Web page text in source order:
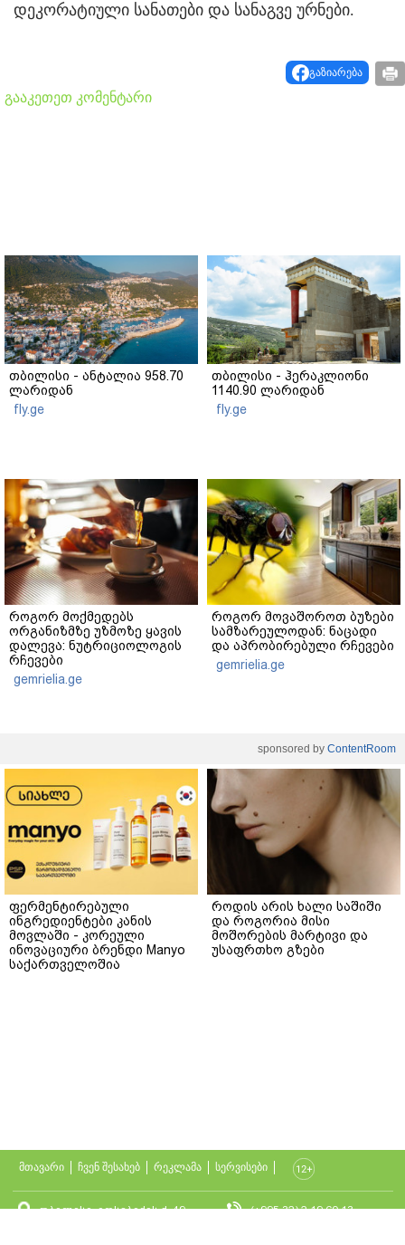
დეკორატიული სანათები და სანაგვე ურნები.
გაზიარება
გააკეთეთ კომენტარი
თბილისი - ანტალია 958.70
ლარიდან
fly.ge
თბილისი - ჰერაკლიონი
1140.90 ლარიდან
fly.ge
როგორ მოქმედებს
ორგანიზმზე უზმოზე ყავის
დალევა: ნუტრიციოლოგის
რჩევები
gemrielia.ge
როგორ მოვაშოროთ ბუზები
სამზარეულოდან: ნაცადი
და აპრობირებული რჩევები
gemrielia.ge
sponsored by ContentRoom
ფერმენტირებული
ინგრედიენტები კანის
მოვლაში - კორეული
ინოვაციური ბრენდი Manyo
საქართველოშია
როდის არის ხალი საშიში
და როგორია მისი
მოშორების მარტივი და
უსაფრთხო გზები
მთავარი ჩვენ შესახებ რეკლამა სერვისები
თბილისი, იოსებიძის ქ. 49
(+995 32) 2 19 60 13